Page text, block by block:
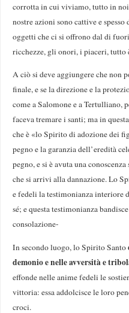
corrotta in cui viviamo, tutto in
nostre azioni sono cattive e
oggetti che ci si offrono dal di
ricchezze, gli onori, i piaceri, tutto
A ciò si deve aggiungere che non
finale, e se la direzione e la
come a Salomone e a Tertulliano,
faceva tre­mare i santi; ma in
che è «lo Spirito di adozione dei
pegno e la garanzia dell’eredità
pegno, e si è avuta una
che si arrivi alla dannazione. Lo
e fedeli la testimonianza interiore
sé; e questa testimonianza
consolazione-
In secondo luogo, lo Spirito Santo
demonio e nelle avversità e
effonde nelle anime fedeli le
vittoria: essa addolcisce le loro
croci.